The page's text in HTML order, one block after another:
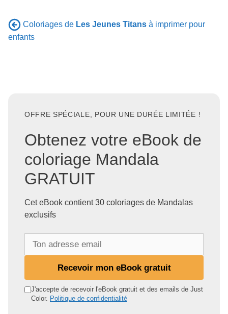
Coloriages de Les Jeunes Titans à imprimer pour
enfants
OFFRE SPÉCIALE, POUR UNE DURÉE LIMITÉE !
Obtenez votre eBook de
coloriage Mandala
GRATUIT
Cet eBook contient 30 coloriages de Mandalas
exclusifs
d
Recevoir mon eBook gratuit
J'accepte de recevoir l'eBook gratuit et des emails de Just
Color. Politique de confidentialité